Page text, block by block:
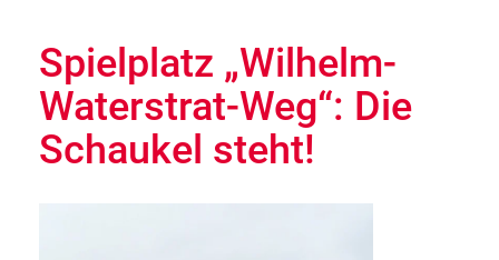
Spielplatz „Wilhelm-
Waterstrat-Weg“: Die
Schaukel steht!